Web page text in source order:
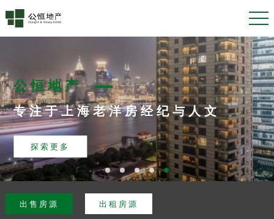
公恒地产
专注于上海老洋房经纪与人文
探索更多
出售房源 出租房源